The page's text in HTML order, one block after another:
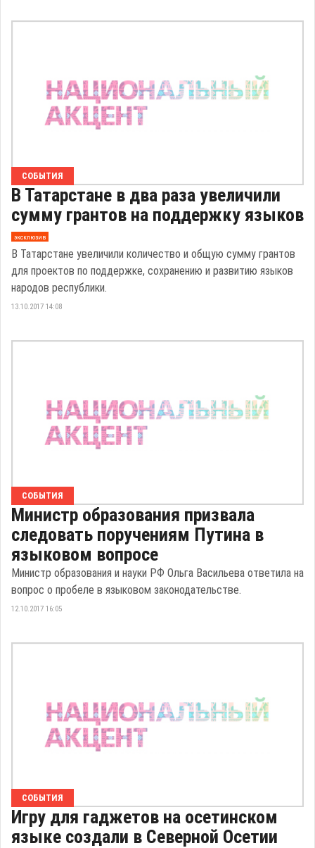
СОБЫТИЯ
В Татарстане в два раза увеличили
сумму грантов на поддержку языков
эксклюзив
В Татарстане увеличили количество и общую сумму грантов
для проектов по поддержке, сохранению и развитию языков
народов республики.
13.10.2017 14:08
СОБЫТИЯ
Министр образования призвала
следовать поручениям Путина в
языковом вопросе
Министр образования и науки РФ Ольга Васильева ответила на
вопрос о пробеле в языковом законодательстве.
12.10.2017 16:05
СОБЫТИЯ
Игру для гаджетов на осетинском
языке создали в Северной Осетии